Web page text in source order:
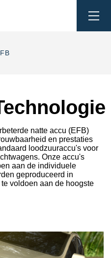
natte accu (EFB)
en prestaties
loodzuuraccu's voor
Onze accu's
aan de individuele
geproduceerd in
voldoen aan de hoogste